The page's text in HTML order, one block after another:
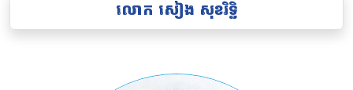
លោក សៀង សុខរិទ្ធិ